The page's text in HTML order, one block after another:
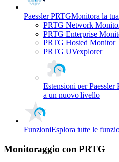
Paessler PRTGMonitora la
PRTG Network
PRTG Enterprise
PRTG Hosted Monitor
PRTG UVexplorer
Estensioni per Paessler
a un nuovo livello
FunzioniEsplora tutte le
Monitoraggio con PRTG